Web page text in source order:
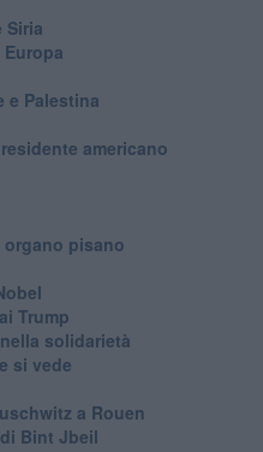
Siria
e Palestina
americano
pisano
Trump
solidarietà
si vede
a Rouen
Bint Jbeil